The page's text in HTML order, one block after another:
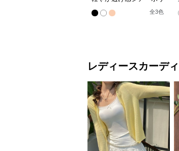
ューム袖羽織りカーディ
ガン
全3色
レディースカーデ